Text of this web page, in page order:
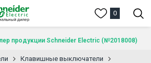
0
продукции Schneider Electric (№2018008)
Клавишные выключатели